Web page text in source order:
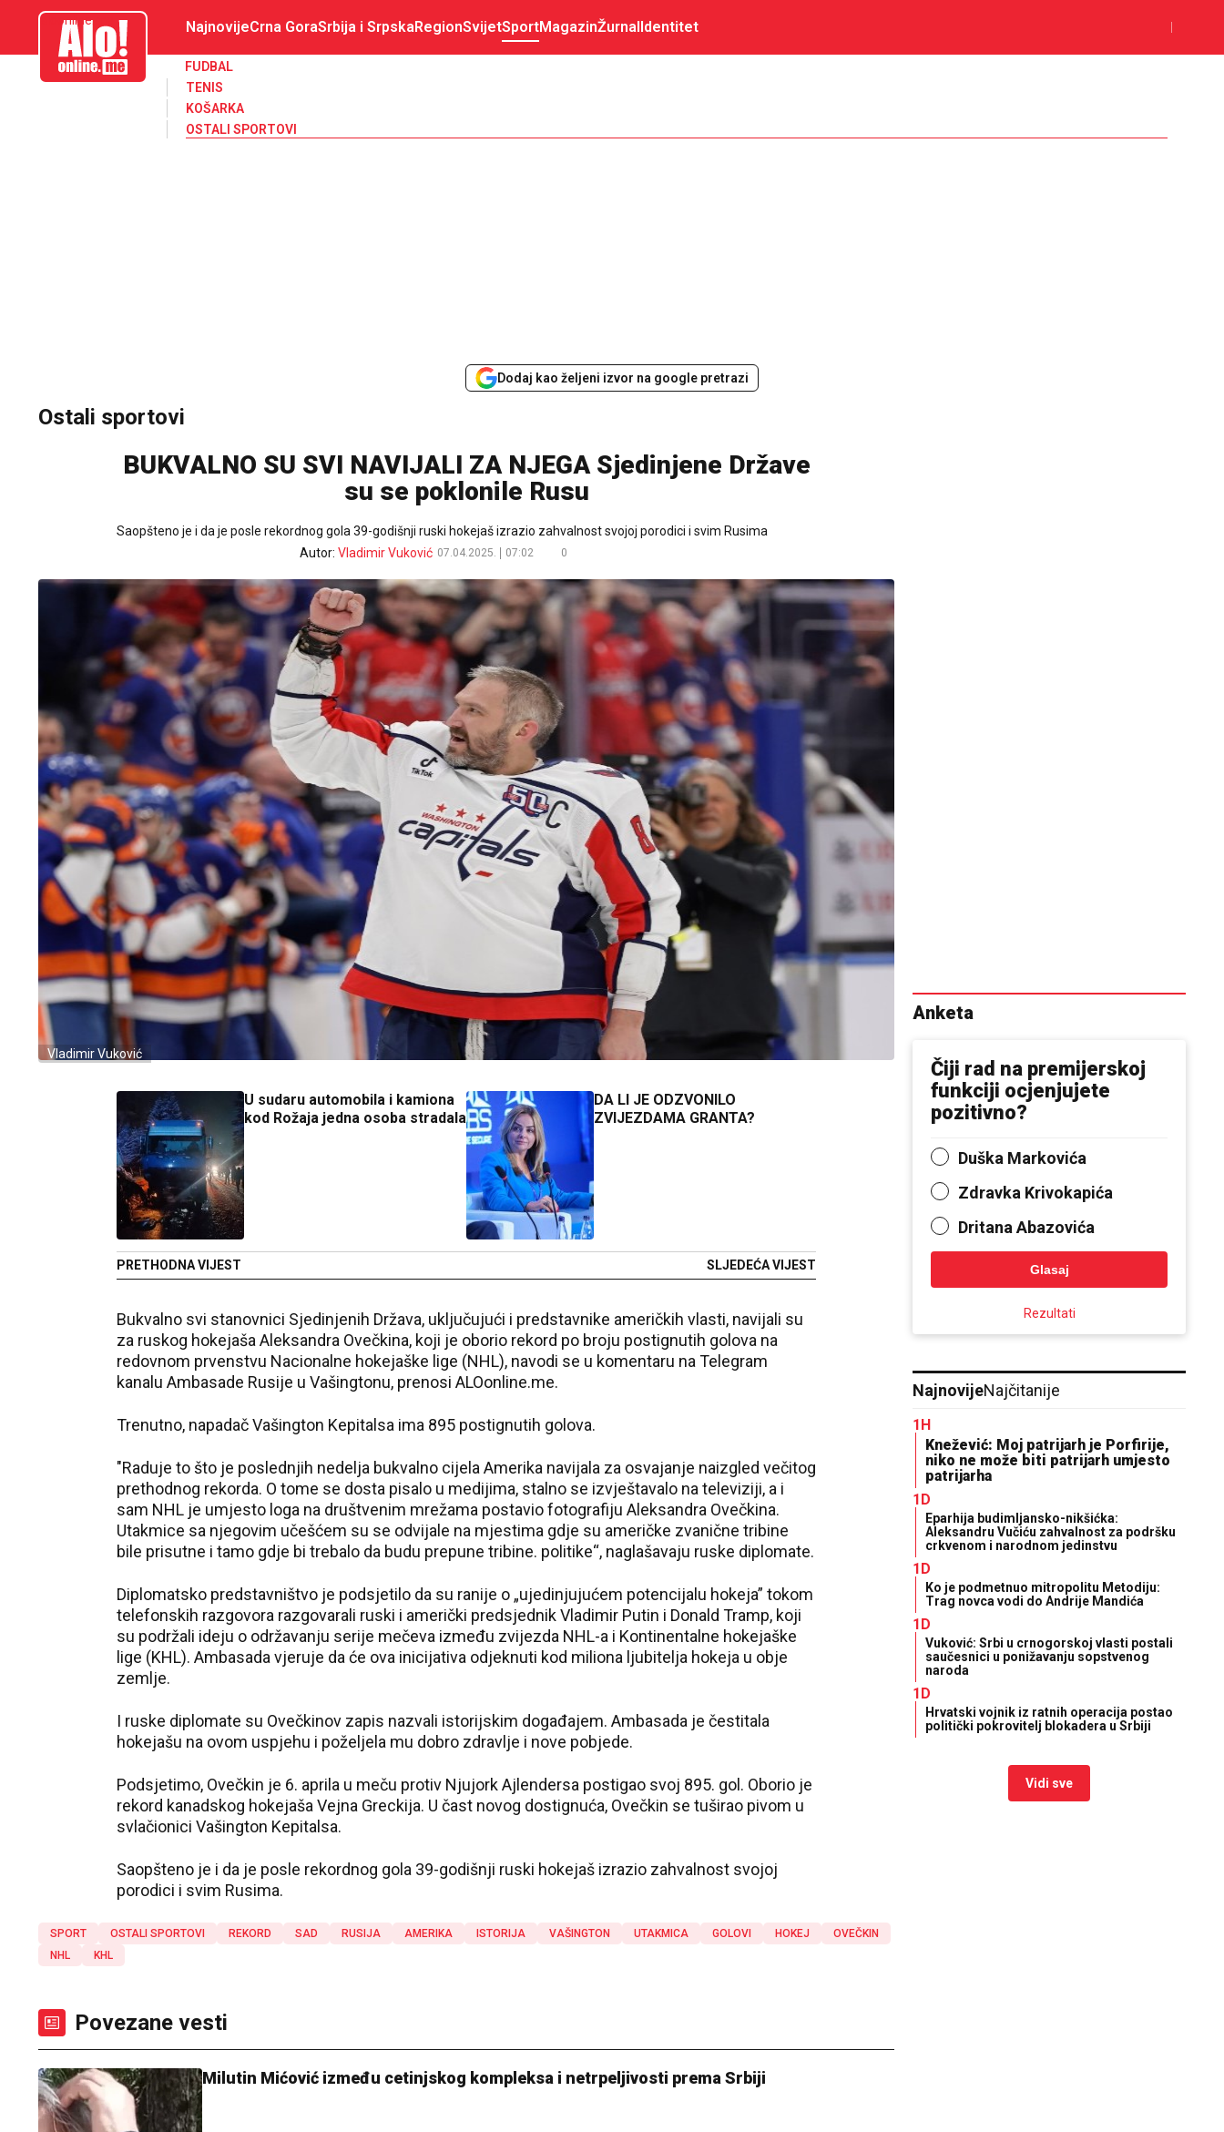
aloonline.me NajnovijeCrna GoraSrbija i SrpskaRegionSvijetSportMagazinŽurnalIdentitet
FUDBAL
TENIS
KOŠARKA
OSTALI SPORTOVI
Dodaj kao željeni izvor na google pretrazi
Ostali sportovi
BUKVALNO SU SVI NAVIJALI ZA NJEGA Sjedinjene Države
su se poklonile Rusu
Saopšteno je i da je posle rekordnog gola 39-godišnji ruski hokejaš izrazio zahvalnost svojoj porodici i svim Rusima
Autor: Vladimir Vuković 07.04.2025. 07:02 0
Vladimir Vuković
U sudaru automobila i kamiona
kod Rožaja jedna osoba stradala
PRETHODNA VIJEST
DA LI JE ODZVONILO
ZVIJEZDAMA GRANTA?
SLJEDEĆA VIJEST
Bukvalno svi stanovnici Sjedinjenih Država, uključujući i predstavnike američkih vlasti, navijali su
za ruskog hokejaša Aleksandra Ovečkina, koji je oborio rekord po broju postignutih golova na
redovnom prvenstvu Nacionalne hokejaške lige (NHL), navodi se u komentaru na Telegram
kanalu Ambasade Rusije u Vašingtonu, prenosi ALOonline.me.
Trenutno, napadač Vašington Kepitalsa ima 895 postignutih golova.
"Raduje to što je poslednjih nedelja bukvalno cijela Amerika navijala za osvajanje naizgled večitog
prethodnog rekorda. O tome se dosta pisalo u medijima, stalno se izvještavalo na televiziji, a i
sam NHL je ​​umjesto loga na društvenim mrežama postavio fotografiju Aleksandra Ovečkina.
Utakmice sa njegovim učešćem su se odvijale na mjestima gdje su američke zvanične tribine
bile prisutne i tamo gdje bi trebalo da budu prepune tribine. politike“, naglašavaju ruske diplomate.
Diplomatsko predstavništvo je podsjetilo da su ranije o „ujedinjujućem potencijalu hokeja” tokom
telefonskih razgovora razgovarali ruski i američki predsjednik Vladimir Putin i Donald Tramp, koji
su podržali ideju o održavanju serije mečeva između zvijezda NHL-a i Kontinentalne hokejaške
lige (KHL). Ambasada vjeruje da će ova inicijativa odjeknuti kod miliona ljubitelja hokeja u obje
zemlje.
I ruske diplomate su Ovečkinov zapis nazvali istorijskim događajem. Ambasada je čestitala
hokejašu na ovom uspjehu i poželjela mu dobro zdravlje i nove pobjede.
Podsjetimo, Ovečkin je 6. aprila u meču protiv Njujork Ajlendersa postigao svoj 895. gol. Oborio je
rekord kanadskog hokejaša Vejna Greckija. U čast novog dostignuća, Ovečkin se tuširao pivom u
svlačionici Vašington Kepitalsa.
Saopšteno je i da je posle rekordnog gola 39-godišnji ruski hokejaš izrazio zahvalnost svojoj
porodici i svim Rusima.
SPORT OSTALI SPORTOVI REKORD SAD RUSIJA AMERIKA ISTORIJA VAŠINGTON UTAKMICA GOLOVI HOKEJ
OVEČKIN
NHL
KHL
Povezane vesti
Milutin Mićović između cetinjskog kompleksa i netrpeljivosti prema Srbiji
Anketa
Čiji rad na premijerskoj
funkciji ocjenjujete
pozitivno?
Duška Markovića
Zdravka Krivokapića
Dritana Abazovića
Glasaj
Rezultati
NajnovijeNajčitanije
1H
Knežević: Moj patrijarh je Porfirije,
niko ne može biti patrijarh umjesto
patrijarha
1D
Eparhija budimljansko-nikšićka:
Aleksandru Vučiću zahvalnost za podršku
crkvenom i narodnom jedinstvu
1D
Ko je podmetnuo mitropolitu Metodiju:
Trag novca vodi do Andrije Mandića
1D
Vuković: Srbi u crnogorskoj vlasti postali
saučesnici u ponižavanju sopstvenog
naroda
1D
Hrvatski vojnik iz ratnih operacija postao
politički pokrovitelj blokadera u Srbiji
Vidi sve